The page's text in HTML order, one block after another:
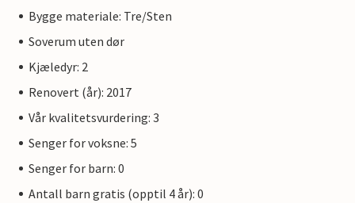
Bygge materiale: Tre/Sten
Soverum uten dør
Kjæledyr: 2
Renovert (år): 2017
Vår kvalitetsvurdering: 3
Senger for voksne: 5
Senger for barn: 0
Antall barn gratis (opptil 4 år): 0